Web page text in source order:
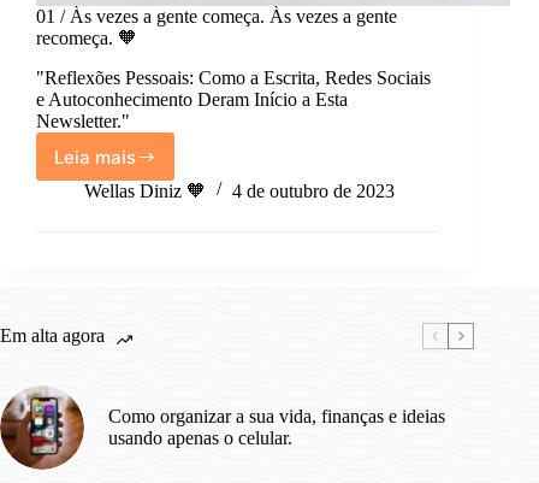
01 / Às vezes a gente começa. Às vezes a gente
recomeça. 🧡
"Reflexões Pessoais: Como a Escrita, Redes Sociais
e Autoconhecimento Deram Início a Esta
Newsletter."
Leia mais
01
/
vezes
vezes
recomeça.
🧡
Wellas Diniz 🧡 4 de outubro de 2023
Em alta agora
Como organizar a sua vida, finanças e ideias
usando apenas o celular.